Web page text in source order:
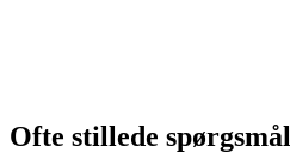
Ofte stillede spørgsmål